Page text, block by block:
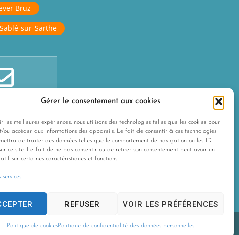
Gérer le consentement aux cookies
les meilleures expériences, nous utilisons des technologies telles que les cookies pour
ou accéder aux informations des appareils. Le fait de consentir à ces technologies
de traiter des données telles que le comportement de navigation ou les ID
ce site. Le fait de ne pas consentir ou de retirer son consentement peut avoir un
sur certaines caractéristiques et fonctions.
services
REFUSER VOIR LES PRÉFÉRENCES
Politique de cookiesPolitique de confidentialité des données personnelles
Bruz
sur-Sarthe
nous
Les Agences du Web